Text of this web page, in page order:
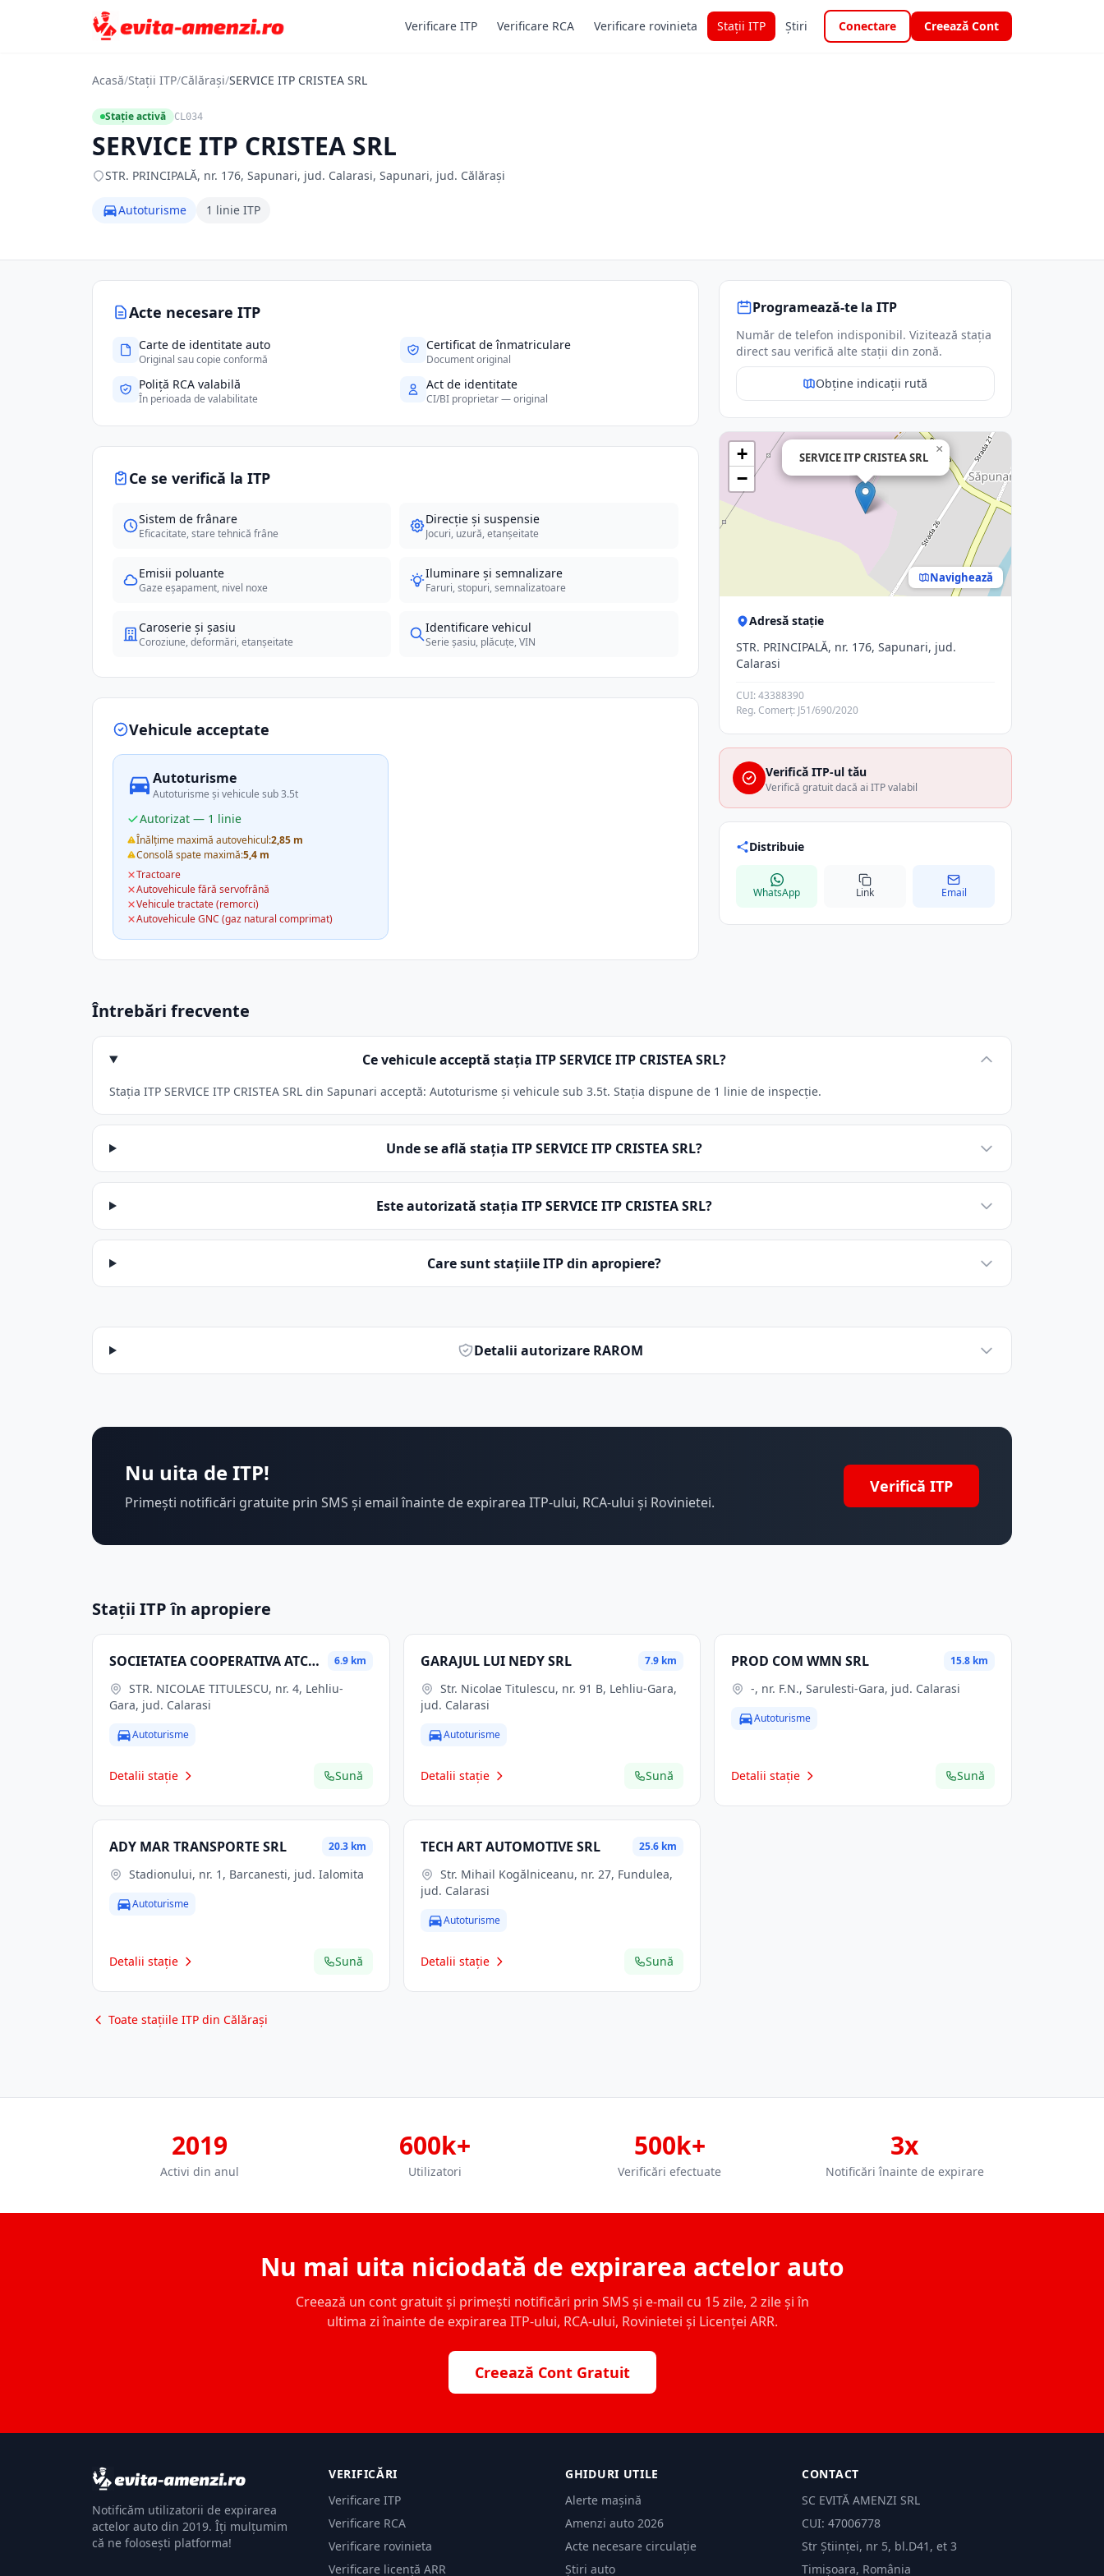
Verificare ITP Verificare RCA Verificare rovinieta Stații ITP Știri Conectare Creează Cont
Acasă/Stații ITP/Călărași/SERVICE ITP CRISTEA SRL
Stație activă CL034
SERVICE ITP CRISTEA SRL
STR. PRINCIPALĂ, nr. 176, Sapunari, jud. Calarasi, Sapunari, jud. Călărași
Autoturisme 1 linie ITP
Acte necesare ITP
Carte de identitate auto
Original sau copie conformă
Certificat de înmatriculare
Document original
Poliță RCA valabilă
În perioada de valabilitate
Act de identitate
CI/BI proprietar — original
Ce se verifică la ITP
Sistem de frânare
Eficacitate, stare tehnică frâne
Direcție și suspensie
Jocuri, uzură, etanșeitate
Emisii poluante
Gaze eșapament, nivel noxe
Iluminare și semnalizare
Faruri, stopuri, semnalizatoare
Caroserie și șasiu
Coroziune, deformări, etanșeitate
Identificare vehicul
Serie șasiu, plăcuțe, VIN
Vehicule acceptate
Autoturisme
Autoturisme și vehicule sub 3.5t
Autorizat — 1 linie
Înălțime maximă autovehicul:2,85 m
Consolă spate maximă:5,4 m
Tractoare
Autovehicule fără servofrână
Vehicule tractate (remorci)
Autovehicule GNC (gaz natural comprimat)
Programează-te la ITP
Număr de telefon indisponibil. Vizitează stația
direct sau verifică alte stații din zonă.
Obține indicații rută
SERVICE ITP CRISTEA SRL
×
+
−
Navighează
Adresă stație
STR. PRINCIPALĂ, nr. 176, Sapunari, jud.
Calarasi
CUI: 43388390
Reg. Comerț: J51/690/2020
Verifică ITP-ul tău
Verifică gratuit dacă ai ITP valabil
Distribuie
WhatsApp Link Email
Întrebări frecvente
Ce vehicule acceptă stația ITP SERVICE ITP CRISTEA SRL?
Stația ITP SERVICE ITP CRISTEA SRL din Sapunari acceptă: Autoturisme și vehicule sub 3.5t. Stația dispune de 1 linie de inspecție.
Unde se află stația ITP SERVICE ITP CRISTEA SRL?
Este autorizată stația ITP SERVICE ITP CRISTEA SRL?
Care sunt stațiile ITP din apropiere?
Detalii autorizare RAROM
Nu uita de ITP!
Primești notificări gratuite prin SMS și email înainte de expirarea ITP-ului, RCA-ului și Rovinietei.
Verifică ITP
Stații ITP în apropiere
SOCIETATEA COOPERATIVA ATCOM CĂLĂRAŞI 6.9 km
Gara, jud. Calarasi
Autoturisme
Detalii stație Sună
GARAJUL LUI NEDY SRL 7.9 km
jud. Calarasi
Autoturisme
Detalii stație Sună
PROD COM WMN SRL 15.8 km
-, nr. F.N., Sarulesti-Gara, jud. Calarasi
Autoturisme
Detalii stație Sună
ADY MAR TRANSPORTE SRL 20.3 km
Stadionului, nr. 1, Barcanesti, jud. Ialomita
Autoturisme
Detalii stație Sună
TECH ART AUTOMOTIVE SRL 25.6 km
jud. Calarasi
Autoturisme
Detalii stație Sună
Toate stațiile ITP din Călărași
2019
Activi din anul
600k+
Utilizatori
500k+
Verificări efectuate
3x
Notificări înainte de expirare
Nu mai uita niciodată de expirarea actelor auto
Creează un cont gratuit și primești notificări prin SMS și e-mail cu 15 zile, 2 zile și în
ultima zi înainte de expirarea ITP-ului, RCA-ului, Rovinietei și Licenței ARR.
Creează Cont Gratuit
Notificăm utilizatorii de expirarea
actelor auto din 2019. Îți mulțumim
că ne folosești platforma!
VERIFICĂRI
Verificare ITP
Verificare RCA
Verificare rovinieta
Verificare licență ARR
GHIDURI UTILE
Alerte mașină
Amenzi auto 2026
Acte necesare circulație
Știri auto
CONTACT
SC EVITĂ AMENZI SRL
CUI: 47006778
Str Științei, nr 5, bl.D41, et 3
Timișoara, România